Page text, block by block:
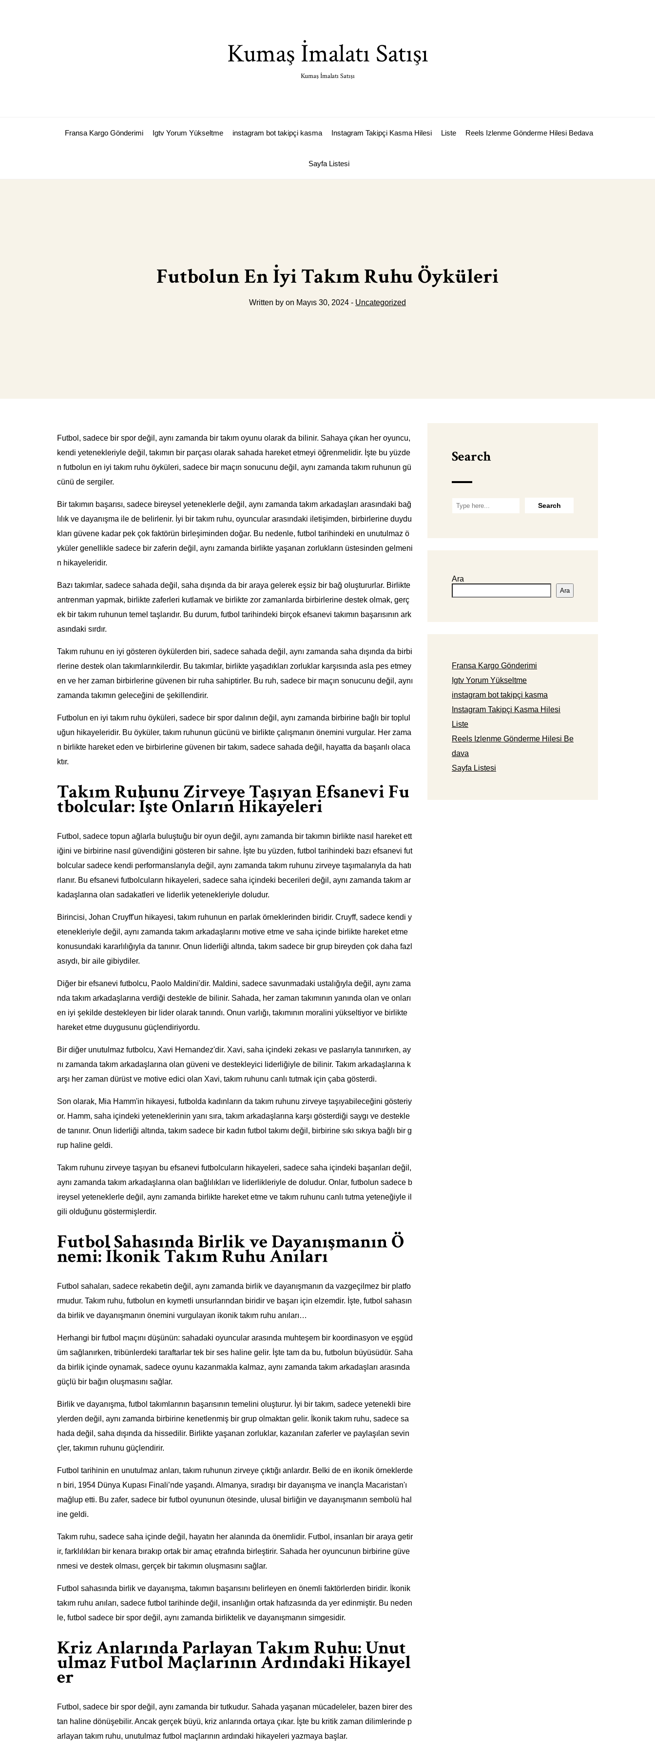
Kumaş İmalatı Satışı
Kumaş İmalatı Satışı
Fransa Kargo Gönderimi Igtv Yorum Yükseltme instagram bot takipçi kasma Instagram Takipçi Kasma Hilesi Liste Reels Izlenme Gönderme Hilesi Bedava
Sayfa Listesi
Futbolun En İyi Takım Ruhu Öyküleri
Written by on Mayıs 30, 2024 - Uncategorized
Futbol, sadece bir spor değil, aynı zamanda bir takım oyunu olarak da bilinir. Sahaya çıkan her oyuncu,
kendi yetenekleriyle değil, takımın bir parçası olarak sahada hareket etmeyi öğrenmelidir. İşte bu yüzde
n futbolun en iyi takım ruhu öyküleri, sadece bir maçın sonucunu değil, aynı zamanda takım ruhunun gü
cünü de sergiler.
Bir takımın başarısı, sadece bireysel yeteneklerle değil, aynı zamanda takım arkadaşları arasındaki bağ
lılık ve dayanışma ile de belirlenir. İyi bir takım ruhu, oyuncular arasındaki iletişimden, birbirlerine duydu
kları güvene kadar pek çok faktörün birleşiminden doğar. Bu nedenle, futbol tarihindeki en unutulmaz ö
yküler genellikle sadece bir zaferin değil, aynı zamanda birlikte yaşanan zorlukların üstesinden gelmeni
n hikayeleridir.
Bazı takımlar, sadece sahada değil, saha dışında da bir araya gelerek eşsiz bir bağ oluştururlar. Birlikte
antrenman yapmak, birlikte zaferleri kutlamak ve birlikte zor zamanlarda birbirlerine destek olmak, gerç
ek bir takım ruhunun temel taşlarıdır. Bu durum, futbol tarihindeki birçok efsanevi takımın başarısının ark
asındaki sırdır.
Takım ruhunu en iyi gösteren öykülerden biri, sadece sahada değil, aynı zamanda saha dışında da birbi
rlerine destek olan takımlarınkilerdir. Bu takımlar, birlikte yaşadıkları zorluklar karşısında asla pes etmey
en ve her zaman birbirlerine güvenen bir ruha sahiptirler. Bu ruh, sadece bir maçın sonucunu değil, aynı
zamanda takımın geleceğini de şekillendirir.
Futbolun en iyi takım ruhu öyküleri, sadece bir spor dalının değil, aynı zamanda birbirine bağlı bir toplul
uğun hikayeleridir. Bu öyküler, takım ruhunun gücünü ve birlikte çalışmanın önemini vurgular. Her zama
n birlikte hareket eden ve birbirlerine güvenen bir takım, sadece sahada değil, hayatta da başarılı olaca
ktır.
Takım Ruhunu Zirveye Taşıyan Efsanevi Fu
tbolcular: İşte Onların Hikayeleri
Futbol, sadece topun ağlarla buluştuğu bir oyun değil, aynı zamanda bir takımın birlikte nasıl hareket ett
iğini ve birbirine nasıl güvendiğini gösteren bir sahne. İşte bu yüzden, futbol tarihindeki bazı efsanevi fut
bolcular sadece kendi performanslarıyla değil, aynı zamanda takım ruhunu zirveye taşımalarıyla da hatı
rlanır. Bu efsanevi futbolcuların hikayeleri, sadece saha içindeki becerileri değil, aynı zamanda takım ar
kadaşlarına olan sadakatleri ve liderlik yetenekleriyle doludur.
Birincisi, Johan Cruyff'un hikayesi, takım ruhunun en parlak örneklerinden biridir. Cruyff, sadece kendi y
etenekleriyle değil, aynı zamanda takım arkadaşlarını motive etme ve saha içinde birlikte hareket etme
konusundaki kararlılığıyla da tanınır. Onun liderliği altında, takım sadece bir grup bireyden çok daha fazl
asıydı, bir aile gibiydiler.
Diğer bir efsanevi futbolcu, Paolo Maldini'dir. Maldini, sadece savunmadaki ustalığıyla değil, aynı zama
nda takım arkadaşlarına verdiği destekle de bilinir. Sahada, her zaman takımının yanında olan ve onları
en iyi şekilde destekleyen bir lider olarak tanındı. Onun varlığı, takımının moralini yükseltiyor ve birlikte
hareket etme duygusunu güçlendiriyordu.
Bir diğer unutulmaz futbolcu, Xavi Hernandez'dir. Xavi, saha içindeki zekası ve paslarıyla tanınırken, ay
nı zamanda takım arkadaşlarına olan güveni ve destekleyici liderliğiyle de bilinir. Takım arkadaşlarına k
arşı her zaman dürüst ve motive edici olan Xavi, takım ruhunu canlı tutmak için çaba gösterdi.
Son olarak, Mia Hamm'in hikayesi, futbolda kadınların da takım ruhunu zirveye taşıyabileceğini gösteriy
or. Hamm, saha içindeki yeteneklerinin yanı sıra, takım arkadaşlarına karşı gösterdiği saygı ve destekle
de tanınır. Onun liderliği altında, takım sadece bir kadın futbol takımı değil, birbirine sıkı sıkıya bağlı bir g
rup haline geldi.
Takım ruhunu zirveye taşıyan bu efsanevi futbolcuların hikayeleri, sadece saha içindeki başarıları değil,
aynı zamanda takım arkadaşlarına olan bağlılıkları ve liderlikleriyle de doludur. Onlar, futbolun sadece b
ireysel yeteneklerle değil, aynı zamanda birlikte hareket etme ve takım ruhunu canlı tutma yeteneğiyle il
gili olduğunu göstermişlerdir.
Futbol Sahasında Birlik ve Dayanışmanın Ö
nemi: İkonik Takım Ruhu Anıları
Futbol sahaları, sadece rekabetin değil, aynı zamanda birlik ve dayanışmanın da vazgeçilmez bir platfo
rmudur. Takım ruhu, futbolun en kıymetli unsurlarından biridir ve başarı için elzemdir. İşte, futbol sahasın
da birlik ve dayanışmanın önemini vurgulayan ikonik takım ruhu anıları…
Herhangi bir futbol maçını düşünün: sahadaki oyuncular arasında muhteşem bir koordinasyon ve eşgüd
üm sağlanırken, tribünlerdeki taraftarlar tek bir ses haline gelir. İşte tam da bu, futbolun büyüsüdür. Saha
da birlik içinde oynamak, sadece oyunu kazanmakla kalmaz, aynı zamanda takım arkadaşları arasında
güçlü bir bağın oluşmasını sağlar.
Birlik ve dayanışma, futbol takımlarının başarısının temelini oluşturur. İyi bir takım, sadece yetenekli bire
ylerden değil, aynı zamanda birbirine kenetlenmiş bir grup olmaktan gelir. İkonik takım ruhu, sadece sa
hada değil, saha dışında da hissedilir. Birlikte yaşanan zorluklar, kazanılan zaferler ve paylaşılan sevin
çler, takımın ruhunu güçlendirir.
Futbol tarihinin en unutulmaz anları, takım ruhunun zirveye çıktığı anlardır. Belki de en ikonik örneklerde
n biri, 1954 Dünya Kupası Finali’nde yaşandı. Almanya, sıradışı bir dayanışma ve inançla Macaristan'ı
mağlup etti. Bu zafer, sadece bir futbol oyununun ötesinde, ulusal birliğin ve dayanışmanın sembolü hal
ine geldi.
Takım ruhu, sadece saha içinde değil, hayatın her alanında da önemlidir. Futbol, insanları bir araya getir
ir, farklılıkları bir kenara bırakıp ortak bir amaç etrafında birleştirir. Sahada her oyuncunun birbirine güve
nmesi ve destek olması, gerçek bir takımın oluşmasını sağlar.
Futbol sahasında birlik ve dayanışma, takımın başarısını belirleyen en önemli faktörlerden biridir. İkonik
takım ruhu anıları, sadece futbol tarihinde değil, insanlığın ortak hafızasında da yer edinmiştir. Bu neden
le, futbol sadece bir spor değil, aynı zamanda birliktelik ve dayanışmanın simgesidir.
Kriz Anlarında Parlayan Takım Ruhu: Unut
ulmaz Futbol Maçlarının Ardındaki Hikayel
er
Futbol, sadece bir spor değil, aynı zamanda bir tutkudur. Sahada yaşanan mücadeleler, bazen birer des
tan haline dönüşebilir. Ancak gerçek büyü, kriz anlarında ortaya çıkar. İşte bu kritik zaman dilimlerinde p
arlayan takım ruhu, unutulmaz futbol maçlarının ardındaki hikayeleri yazmaya başlar.
Search
Ara
Ara
Fransa Kargo Gönderimi
Igtv Yorum Yükseltme
instagram bot takipçi kasma
Instagram Takipçi Kasma Hilesi
Liste
Reels Izlenme Gönderme Hilesi Be
dava
Sayfa Listesi